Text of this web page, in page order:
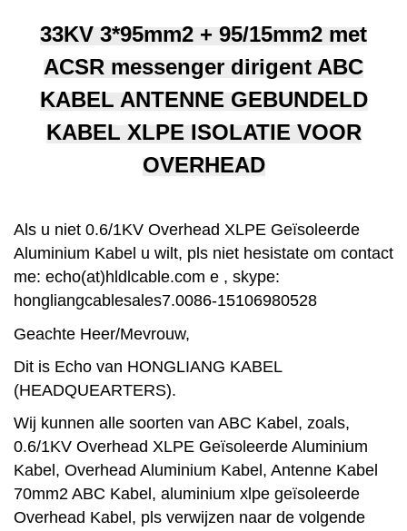
33KV 3*95mm2 + 95/15mm2 met
ACSR messenger dirigent ABC
KABEL ANTENNE GEBUNDELD
KABEL XLPE ISOLATIE VOOR
OVERHEAD
Als u niet 0.6/1KV Overhead XLPE Geïsoleerde
Aluminium Kabel u wilt, pls niet hesistate om contact
me: echo(at)hldlcable.com e , skype:
hongliangcablesales7.0086-15106980528
Geachte Heer/Mevrouw,
Dit is Echo van HONGLIANG KABEL
(HEADQUEARTERS).
Wij kunnen alle soorten van ABC Kabel, zoals,
0.6/1KV Overhead XLPE Geïsoleerde Aluminium
Kabel, Overhead Aluminium Kabel, Antenne Kabel
70mm2 ABC Kabel, aluminium xlpe geïsoleerde
Overhead Kabel, pls verwijzen naar de volgende